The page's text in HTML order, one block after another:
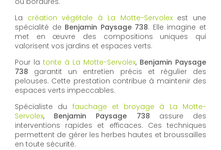
La création végétale à La Motte-Servolexest une
spécialité de Benjamin Paysage 738. Elle imagine et
met en œuvre des compositions uniques qui
valorisent vos jardins et espaces verts.
Pour la tonte à La Motte-Servolex, Benjamin Paysage
738 garantit un entretien précis et régulier des
pelouses. Cette prestation contribue à maintenir des
espaces verts impeccables.
Spécialiste du fauchage et broyage à La Motte-
Servolex, Benjamin Paysage 738 assure des
interventions rapides et efficaces. Ces techniques
permettent de gérer les herbes hautes et broussailles
en toute sécurité.